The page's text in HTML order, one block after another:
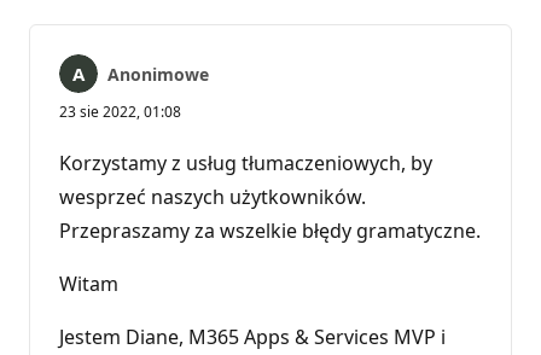
Anonimowe
23 sie 2022, 01:08
Korzystamy z usług tłumaczeniowych, by
wesprzeć naszych użytkowników.
Przepraszamy za wszelkie błędy gramatyczne.
Witam
Jestem Diane, M365 Apps & Services MVP i